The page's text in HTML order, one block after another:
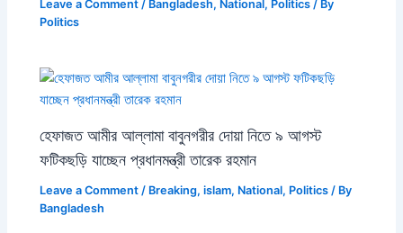
Leave a Comment / Bangladesh, National, Politics / By
Politics
হেফাজত আমীর আল্লামা বাবুনগরীর দোয়া নিতে ৯ আগস্ট
ফটিকছড়ি যাচ্ছেন প্রধানমন্ত্রী তারেক রহমান
Leave a Comment / Breaking,islam, National, Politics / By
Bangladesh